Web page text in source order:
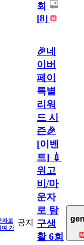
회
[8]
자로
여 가
공지
🎉네
이버
페이
특별
리워
드 시
즌🎉
[이벤
트] 💉
위고
비/마
운자
로 탐
구생
활 6회